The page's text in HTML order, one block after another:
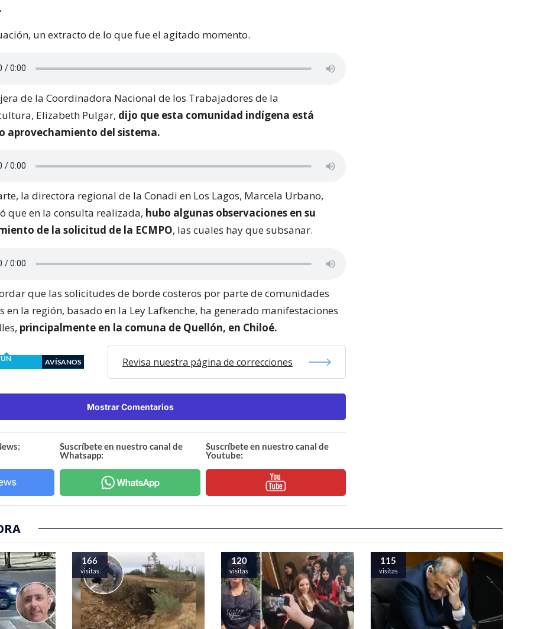
un extracto de lo que fue el agitado momento.
de la Coordinadora Nacional de los Trabajadores de la
Elizabeth Pulgar, dijo que esta comunidad indígena está
aprovechamiento del sistema.
la directora regional de la Conadi en Los Lagos, Marcela Urbano,
que en la consulta realizada, hubo algunas observaciones en su
de la solicitud de la ECMPO, las cuales hay que subsanar.
que las solicitudes de borde costeros por parte de comunidades
en la región, basado en la Ley Lafkenche, ha generado manifestaciones
principalmente en la comuna de Quellón, en Chiloé.
UN
AVÍSANOS Revisa nuestra página de correcciones
Mostrar Comentarios
Suscríbete en nuestro canal de
Whatsapp:
Suscríbete en nuestro canal de
Youtube:
166
visitas
120
visitas
115
visitas